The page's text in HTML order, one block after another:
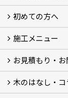
おしゃれに収
ジャストサイ
ジャストサイ
ジャストサイ
ジャストサイ
ジャストサイ
好きっ！を飾
サーファーへ
初めての方へ
打合せ・施工
施工メニュー
Garege Deck
Wood Deck～
Garege Roof
Order Exterior
Order Table～
Resort Style～
お見積もり・
フォームで問
LINEで概算見
木のはなし・コ